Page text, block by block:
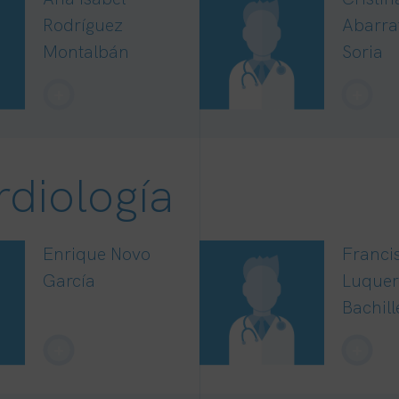
Rodríguez
Montalbán
Soria
Enrique Novo
García